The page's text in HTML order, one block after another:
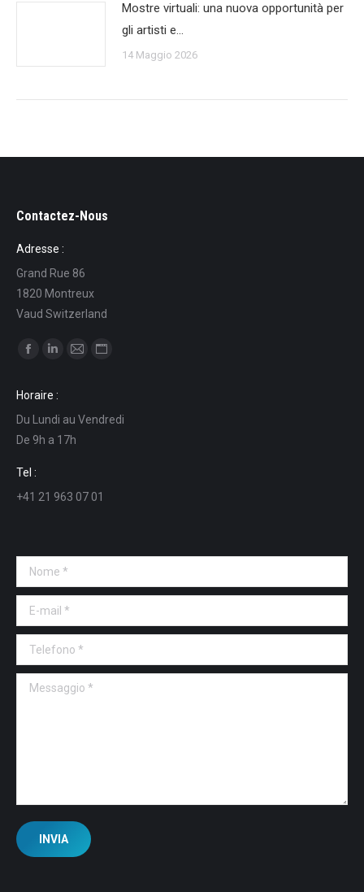
Mostre virtuali: una nuova opportunità per
gli artisti e…
14 Maggio 2026
Contactez-Nous
Adresse :
Grand Rue 86
1820 Montreux
Vaud Switzerland
Ci puoi trovare su:
opens
in
new
window
opens
in
new
in
opens
Horaire :
Du Lundi au Vendredi
De 9h a 17h
Tel :
+41 21 963 07 01
Nome *
E-mail *
Telefono *
Messaggio *
INVIA